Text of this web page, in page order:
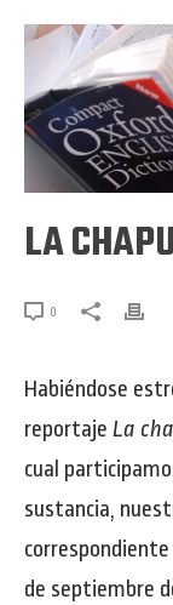
LA
0
Habiéndose
reportaje La
cual
sustancia,
de septiembre